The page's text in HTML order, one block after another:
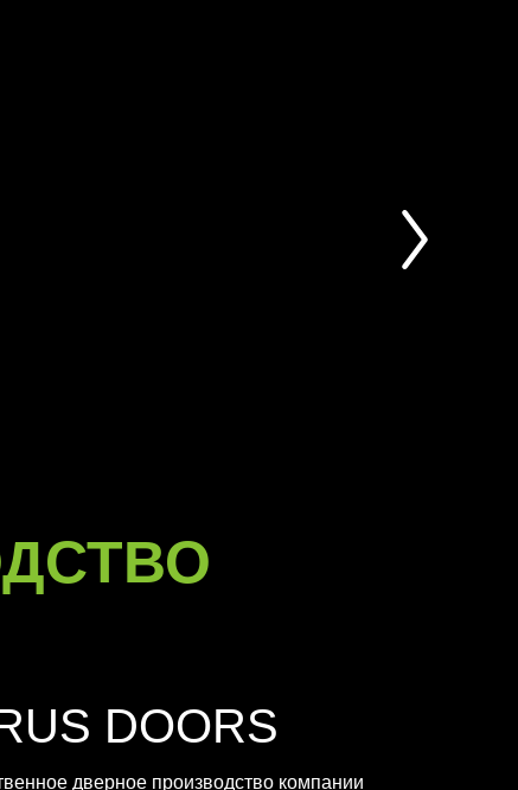
DOORS
дверное производство компании